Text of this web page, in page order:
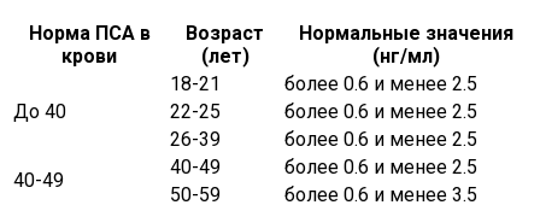
Норма ПСА в
крови
Возраст
(лет)
Нормальные значения
(нг/мл)
До 40
18-21
более 0.6 и менее 2.5
22-25
более 0.6 и менее 2.5
26-39
более 0.6 и менее 2.5
40-49
40-49
более 0.6 и менее 2.5
50-59
более 0.6 и менее 3.5